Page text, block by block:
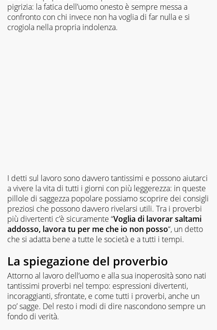
pigrizia: la fatica dell’uomo onesto è sempre messa a
confronto con chi invece non ha voglia di far nulla e si
crogiola nella propria indolenza.
I detti sul lavoro sono davvero tantissimi e possono aiutarci
a vivere la vita di tutti i giorni con più leggerezza: in queste
pillole di saggezza popolare possiamo scoprire dei consigli
preziosi che possono davvero rivelarsi utili. Tra i proverbi
più divertenti c’è sicuramente “Voglia di lavorar saltami
addosso, lavora tu per me che io non posso“, un detto
che si adatta bene a tutte le società e a tutti i tempi.
La spiegazione del proverbio
Attorno al lavoro dell’uomo e alla sua inoperosità sono nati
tantissimi proverbi nel tempo: espressioni divertenti,
incoraggianti, sfrontate, e come tutti i proverbi, anche un
po’ sagge. Del resto i modi di dire nascondono sempre un
fondo di verità.